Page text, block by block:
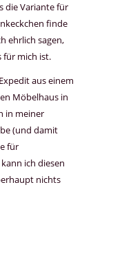
die Variante für
finde
ehrlich sagen,
für mich ist.
aus einem
Möbelhaus in
in meiner
(und damit
für
ich diesen
nichts